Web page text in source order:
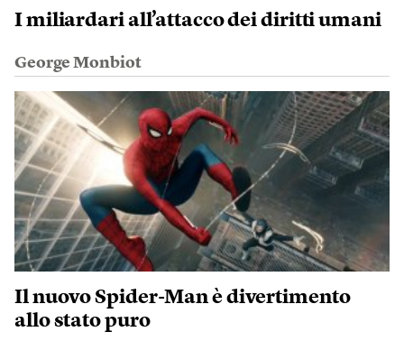
I miliardari all’attacco dei diritti umani
George Monbiot
Il nuovo Spider-Man è divertimento
allo stato puro